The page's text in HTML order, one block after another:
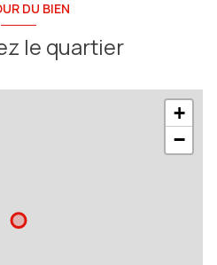
DU BIEN
le quartier
+
−